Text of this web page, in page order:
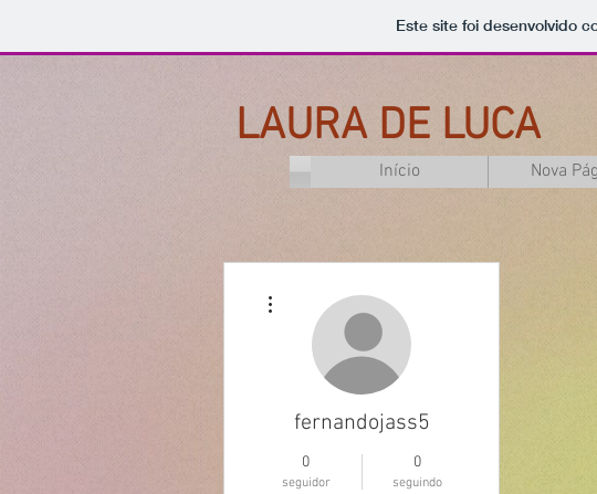
Este site foi desenvolvido
LAURA DE LUCA
Início Nova
fernandojass5
0
seguidor
0
seguindo